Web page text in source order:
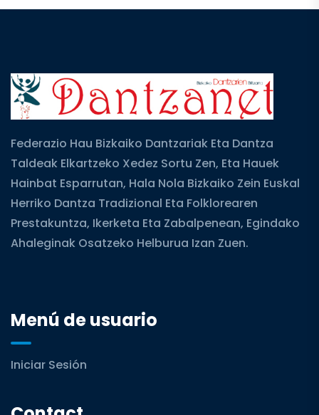
Federazio Hau Bizkaiko Dantzariak Eta Dantza
Taldeak Elkartzeko Xedez Sortu Zen, Eta Hauek
Hainbat Esparrutan, Hala Nola Bizkaiko Zein Euskal
Herriko Dantza Tradizional Eta Folklorearen
Prestakuntza, Ikerketa Eta Zabalpenean, Egindako
Ahaleginak Osatzeko Helburua Izan Zuen.
Menú de usuario
Iniciar Sesión